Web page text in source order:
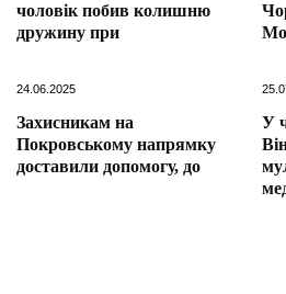
чоловік побив колишню
дружину при
24.06.2025
Захисникам на
Покровському напрямку
доставили допомогу, до
У